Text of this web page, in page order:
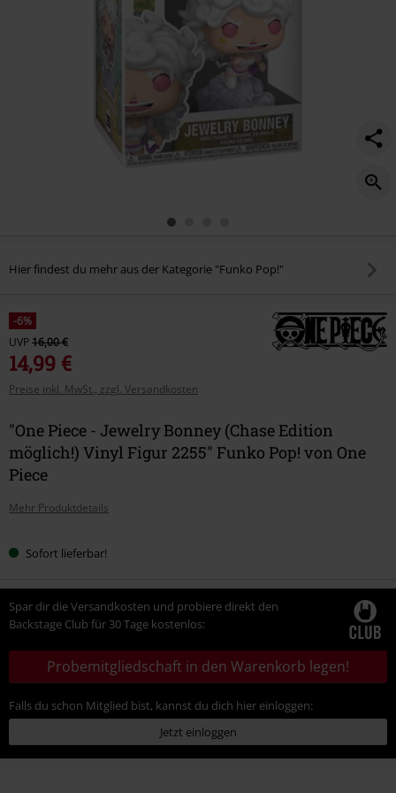
Hier findest du mehr aus der Kategorie "Funko Pop!"
-6%
UVP16,00 €
14,99 €
Preise inkl. MwSt., zzgl. Versandkosten
"One Piece - Jewelry Bonney (Chase Edition
möglich!) Vinyl Figur 2255" Funko Pop! von One
Piece
Mehr Produktdetails
Sofort lieferbar!
Spar dir die Versandkosten und probiere direkt den
Backstage Club für 30 Tage kostenlos:
Probemitgliedschaft in den Warenkorb legen!
Falls du schon Mitglied bist, kannst du dich hier einloggen:
Jetzt einloggen